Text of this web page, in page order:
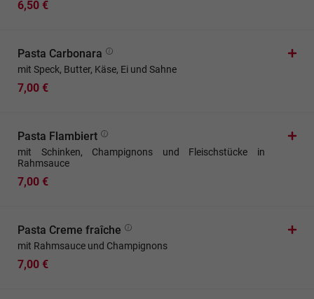
6,50 €
Pasta Carbonara
mit Speck, Butter, Käse, Ei und Sahne
7,00 €
Pasta Flambiert
mit Schinken, Champignons und Fleischstücke in
Rahmsauce
7,00 €
Pasta Creme fraîche
mit Rahmsauce und Champignons
7,00 €